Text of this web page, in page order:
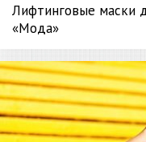
Лифтинговые маски
«Мода»